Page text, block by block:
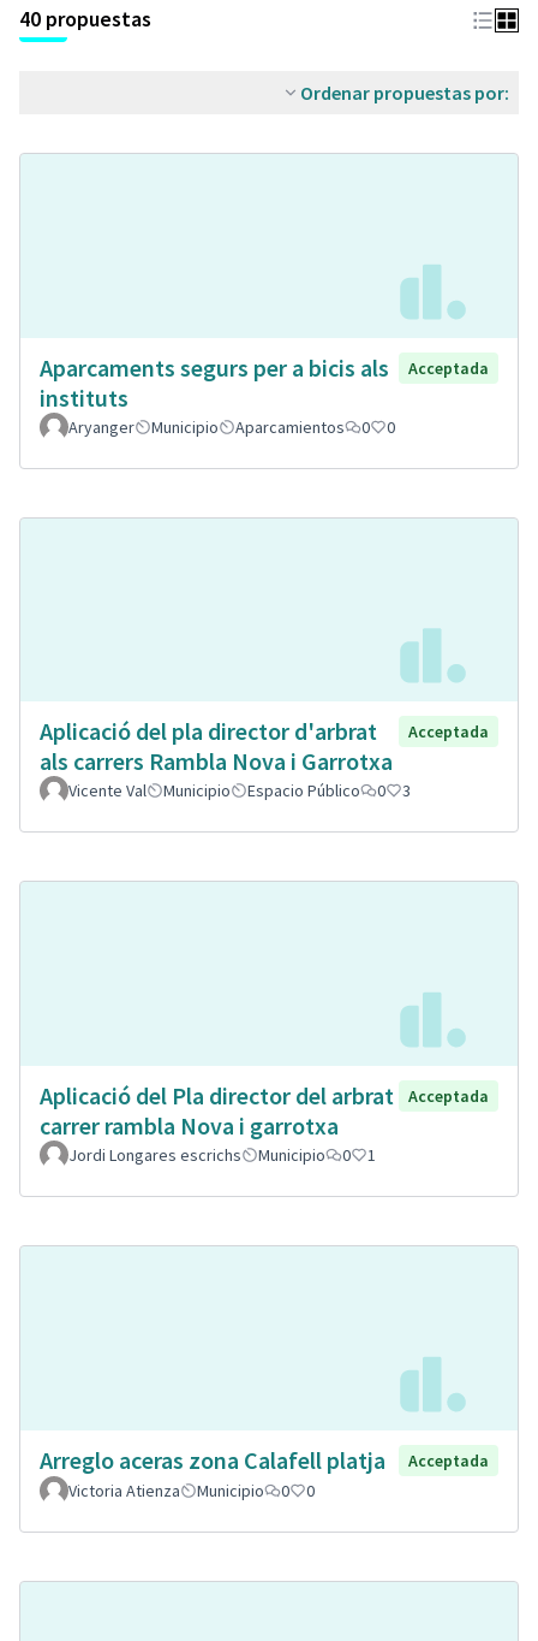
40 propuestas
Ordenar propuestas por:
Aparcaments segurs per a bicis als
instituts
Acceptada
Aryanger Municipio Aparcamientos 0 0
Aplicació del pla director d'arbrat
als carrers Rambla Nova i Garrotxa
Acceptada
Vicente Val Municipio Espacio Público 0 3
Aplicació del Pla director del arbrat
carrer rambla Nova i garrotxa
Acceptada
Jordi Longares escrichs Municipio 0 1
Arreglo aceras zona Calafell platja
Acceptada
Victoria Atienza
Municipio 0 0